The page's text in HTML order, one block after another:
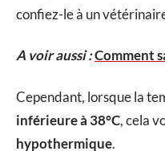
confiez-le à un
A voir aussi :Comment
Cependant, lorsque la
inférieure à 38°C, cela
hypothermique.